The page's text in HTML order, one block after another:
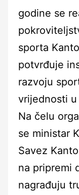
godine se
sporta
potvrđuje
razvoju
vrijednosti u
Na čelu
se ministar
Savez
na pripremi
nagrađuju